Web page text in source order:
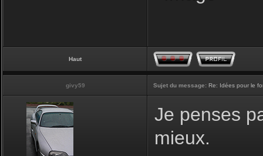
Haut
givy59 Sujet du message: Re: Idées pour le
Je penses
mieux.